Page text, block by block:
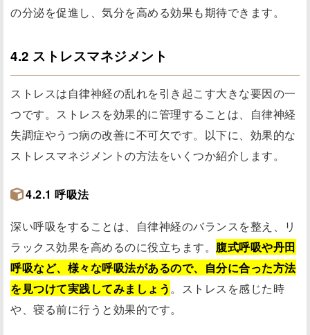
の分泌を促進し、気分を高める効果も期待できます。
4.2 ストレスマネジメント
ストレスは自律神経の乱れを引き起こす大きな要因の一
つです。ストレスを効果的に管理することは、自律神経
失調症やうつ病の改善に不可欠です。以下に、効果的な
ストレスマネジメントの方法をいくつか紹介します。
4.2.1 呼吸法
深い呼吸をすることは、自律神経のバランスを整え、リ
ラックス効果を高めるのに役立ちます。 腹式呼吸や丹田
呼吸など、様々な呼吸法があるので、自分に合った方法
を見つけて実践してみましょう。ストレスを感じた時
や、寝る前に行うと効果的です。